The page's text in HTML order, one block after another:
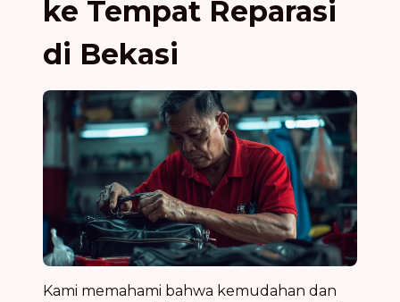
ke Tempat Reparasi
di Bekasi
Kami memahami bahwa kemudahan dan